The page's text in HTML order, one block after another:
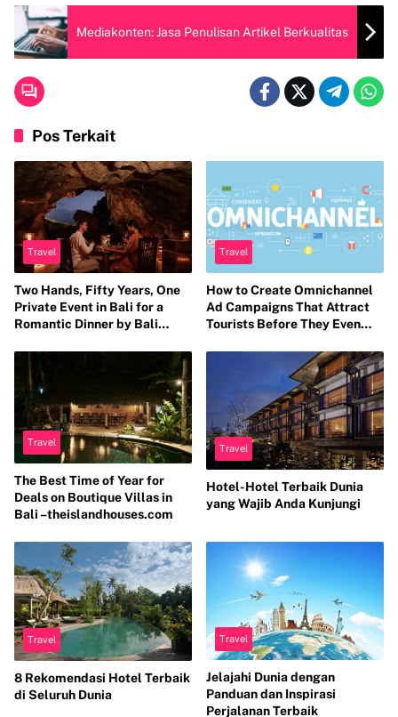
Mediakonten: Jasa Penulisan Artikel Berkualitas
Pos Terkait
Travel
Two Hands, Fifty Years, One
Private Event in Bali for a
Romantic Dinner by Bali
Travel
How to Create Omnichannel
Ad Campaigns That Attract
Tourists Before They Even
Travel
The Best Time of Year for
Deals on Boutique Villas in
Bali –theislandhouses.com
Travel
Hotel-Hotel Terbaik Dunia
yang Wajib Anda Kunjungi
Travel
8 Rekomendasi Hotel Terbaik
di Seluruh Dunia
Travel
Jelajahi Dunia dengan
Panduan dan Inspirasi
Perjalanan Terbaik